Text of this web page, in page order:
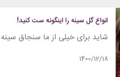
انواع گل سینه را اینگونه ست کنید!
1400/12/18